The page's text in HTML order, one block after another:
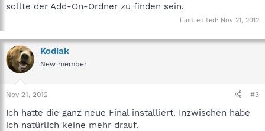
sollte der Add-On-Ordner zu finden sein.
Last edited: Nov 21, 2012
Kodiak
New member
Nov 21, 2012 #3
Ich hatte die ganz neue Final installiert. Inzwischen habe
ich natürlich keine mehr drauf.